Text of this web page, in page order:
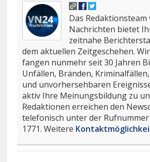
Das Redaktionsteam
Nachrichten bietet
zeitnahe
dem aktuellen Zeitgeschehen.
fangen nunmehr seit 30 Jahren
Unfällen, Bränden,
und unvorhersehbaren
aktiv Ihre Meinungsbildung zu
Redaktionen erreichen den
telefonisch unter der Rufnummer
1771. Weitere